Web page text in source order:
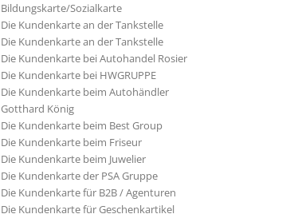
Bildungskarte/Sozialkarte
Die Kundenkarte an der Tankstelle
Die Kundenkarte an der Tankstelle
Die Kundenkarte bei Autohandel Rosier
Die Kundenkarte bei HWGRUPPE
Die Kundenkarte beim Autohändler
Gotthard König
Die Kundenkarte beim Best Group
Die Kundenkarte beim Friseur
Die Kundenkarte beim Juwelier
Die Kundenkarte der PSA Gruppe
Die Kundenkarte für B2B / Agenturen
Die Kundenkarte für Geschenkartikel